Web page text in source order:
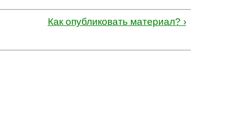
Как опубликовать материал? ›